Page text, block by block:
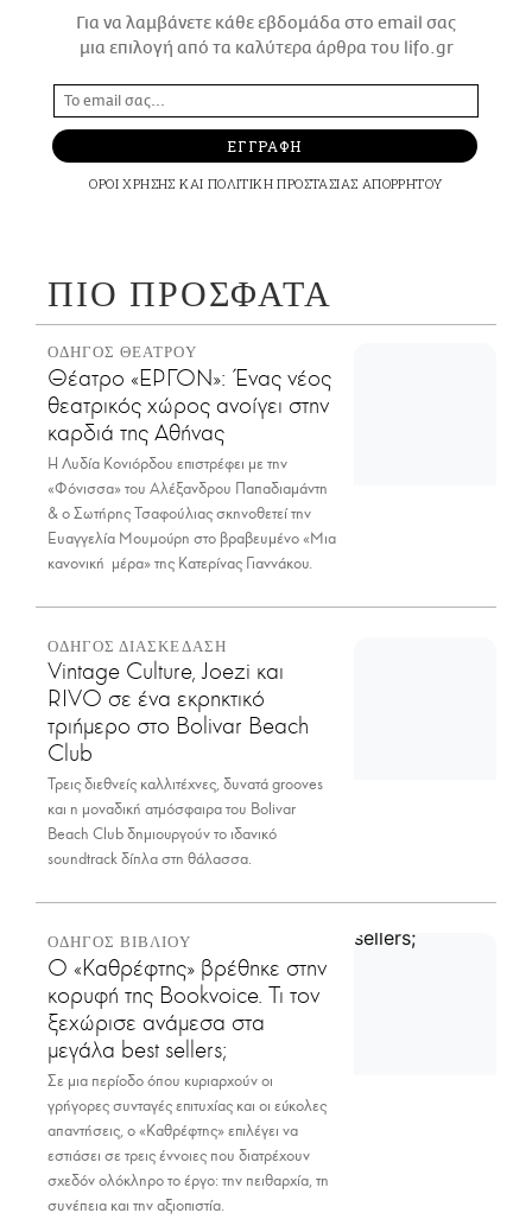
Για να λαμβάνετε κάθε εβδομάδα στο email σας
μια επιλογή από τα καλύτερα άρθρα του lifo.gr
ΕΓΓΡΑΦΗ
ΟΡΟΙ ΧΡΗΣΗΣ ΚΑΙ ΠΟΛΙΤΙΚΗ ΠΡΟΣΤΑΣΙΑΣ ΑΠΟΡΡΗΤΟΥ
ΠΙΟ ΠΡΟΣΦΑΤΑ
ΟΔΗΓΟΣ ΘΕΑΤΡΟΥ
Θέατρο «ΕΡΓΟΝ»: Ένας νέος
θεατρικός χώρος ανοίγει στην
καρδιά της Αθήνας
Η Λυδία Κονιόρδου επιστρέφει με την
«Φόνισσα» του Αλέξανδρου Παπαδιαμάντη
& ο Σωτήρης Τσαφούλιας σκηνοθετεί την
Ευαγγελία Μουμούρη στο βραβευμένο «Μια
κανονική μέρα» της Κατερίνας Γιαννάκου.
ΟΔΗΓΟΣ ΔΙΑΣΚΕΔΑΣΗ
Vintage Culture, Joezi και
RIVO σε ένα εκρηκτικό
τριήμερο στο Bolivar Beach
Club
Τρεις διεθνείς καλλιτέχνες, δυνατά grooves
και η μοναδική ατμόσφαιρα του Bolivar
Beach Club δημιουργούν το ιδανικό
soundtrack δίπλα στη θάλασσα.
ΟΔΗΓΟΣ ΒΙΒΛΙΟΥ
Ο «Καθρέφτης» βρέθηκε στην
κορυφή της Bookvoice. Τι τον
ξεχώρισε ανάμεσα στα
μεγάλα best sellers;
Σε μια περίοδο όπου κυριαρχούν οι
γρήγορες συνταγές επιτυχίας και οι εύκολες
απαντήσεις, ο «Καθρέφτης» επιλέγει να
εστιάσει σε τρεις έννοιες που διατρέχουν
σχεδόν ολόκληρο το έργο: την πειθαρχία, τη
συνέπεια και την αξιοπιστία.